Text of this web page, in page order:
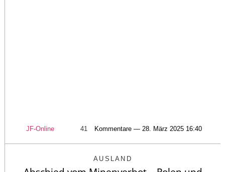
JF-Online 41 Kommentare — 28. März 2025 16:40
AUSLAND